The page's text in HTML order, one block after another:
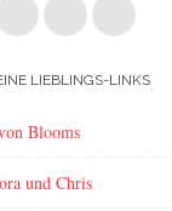
LIEBLINGS-LINKS
Blooms
und Chris